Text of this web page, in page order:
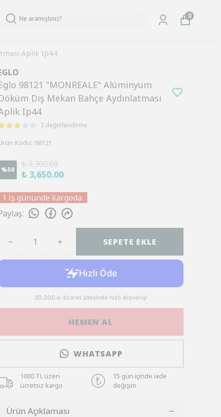
0
Aplik Ip44
98121 "MONREALE" Alüminyum
Dış Mekan Bahçe Aydınlatması
Ip44
2 değerlendirme
Kodu: 98121
%50
₺ 7,300.00
₺ 3,650.00
iş gününde kargoda.
:
SEPETE EKLE
HEMEN AL
WHATSAPP
1000 TL üzeri
ücretsiz kargo
15 gün içinde iade
değişim
Ürün Açıklaması